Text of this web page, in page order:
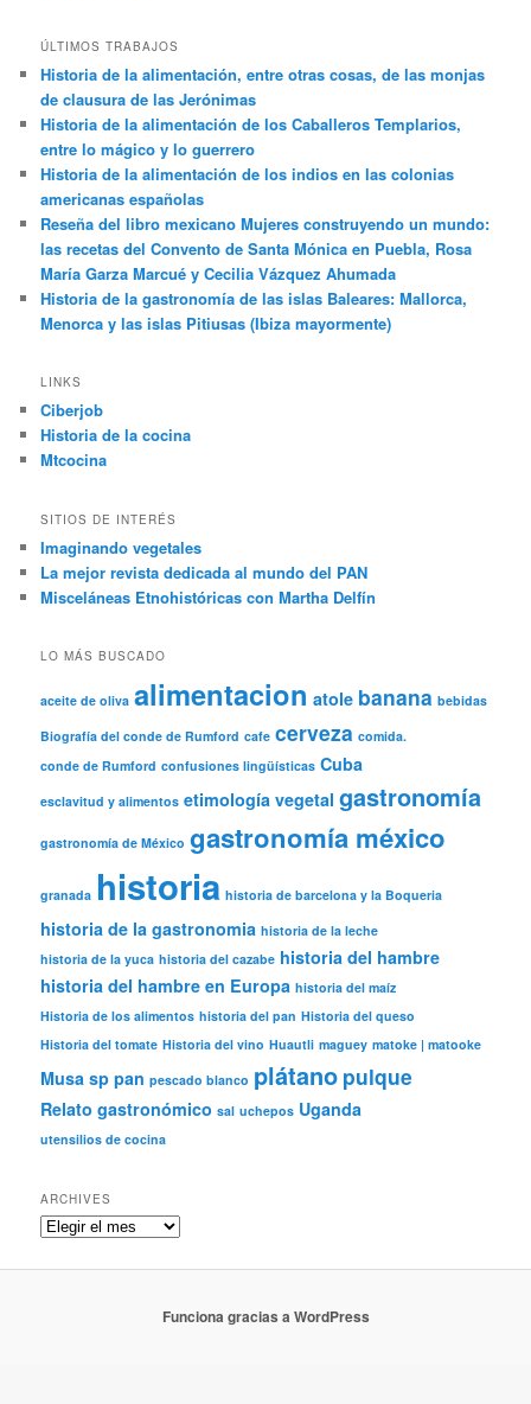
ÚLTIMOS TRABAJOS
Historia de la alimentación, entre otras cosas, de las monjas
de clausura de las Jerónimas
Historia de la alimentación de los Caballeros Templarios,
entre lo mágico y lo guerrero
Historia de la alimentación de los indios en las colonias
americanas españolas
Reseña del libro mexicano Mujeres construyendo un mundo:
las recetas del Convento de Santa Mónica en Puebla, Rosa
María Garza Marcué y Cecilia Vázquez Ahumada
Historia de la gastronomía de las islas Baleares: Mallorca,
Menorca y las islas Pitiusas (Ibiza mayormente)
LINKS
Ciberjob
Historia de la cocina
Mtcocina
SITIOS DE INTERÉS
Imaginando vegetales
La mejor revista dedicada al mundo del PAN
Misceláneas Etnohistóricas con Martha Delfín
LO MÁS BUSCADO
aceite de oliva alimentacion atole banana bebidas
Biografía del conde de Rumford cafe cerveza comida.
conde de Rumford confusiones lingüísticas Cuba
esclavitud y alimentos etimología vegetal gastronomía
gastronomía de México gastronomía méxico
granada historia historia de barcelona y la Boqueria
historia de la gastronomia historia de la leche
historia de la yuca historia del cazabe historia del hambre
historia del hambre en Europa historia del maíz
Historia de los alimentos historia del pan Historia del queso
Historia del tomate Historia del vino Huautli maguey matoke | matooke
Musa sp pan pescado blanco plátano pulque
Relato gastronómico sal uchepos Uganda
utensilios de cocina
ARCHIVES
Archives
Funciona gracias a WordPress